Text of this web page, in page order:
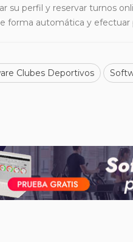
su perfil y reservar turnos
forma automática y efectuar
Clubes Deportivos